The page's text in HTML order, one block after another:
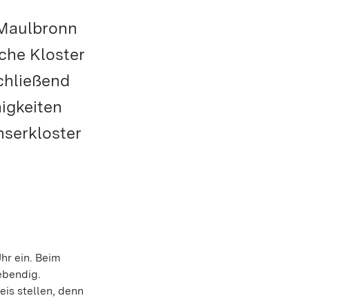
Kloster
ein. Beim
stellen, denn